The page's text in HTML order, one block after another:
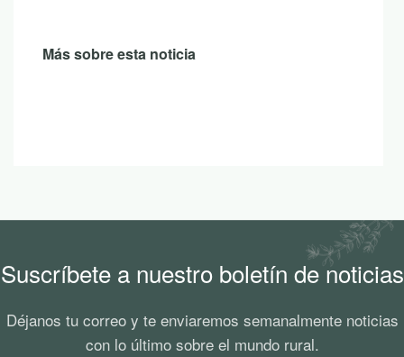
Suscríbete a nuestro boletín de noticias
Déjanos tu correo y te enviaremos semanalmente noticias
con lo último sobre el mundo rural.